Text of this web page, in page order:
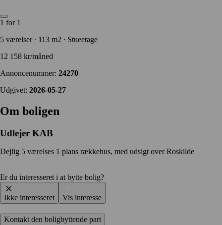
1 for 1
5 værelser ∙ 113 m2 ∙ Stueetage
12 158 kr/måned
Annoncenummer: 24270
Udgivet: 2026-05-27
Om boligen
Udlejer KAB
Dejlig 5 værelses 1 plans rækkehus, med udsigt over Roskilde
Er du interesseret i at bytte bolig?
Ikke interesseret Vis interesse
Kontakt den boligbyttende part